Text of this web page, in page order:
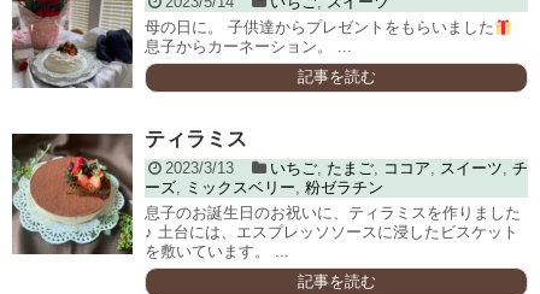
母の日に。 子供達からプレゼントをもらいました
息子からカーネーション。 ...
記事を読む
ティラミス
2023/3/13 いちご, たまご, ココア, スイーツ, チ
ーズ, ミックスベリー, 粉ゼラチン
息子のお誕生日のお祝いに、ティラミスを作りました
♪ 土台には、エスプレッソソースに浸したビスケット
を敷いています。 ...
記事を読む